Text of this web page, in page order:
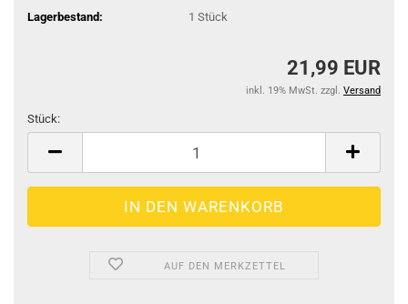
Lagerbestand: 1 Stück
21,99 EUR
inkl. 19% MwSt. zzgl. Versand
Stück:
AUF DEN MERKZETTEL